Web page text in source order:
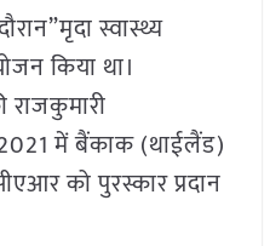
स्वास्थ्य
किया था।
2021 में बैंकाक (थाईलैंड)
को पुरस्कार प्रदान